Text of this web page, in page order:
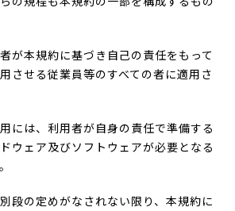
が本規約に基づき自己の責任をもって
させる従業員等のすべての者に適用さ
には、利用者が自身の責任で準備する
ウェア及びソフトウェアが必要となる
段の定めがなされない限り、本規約に